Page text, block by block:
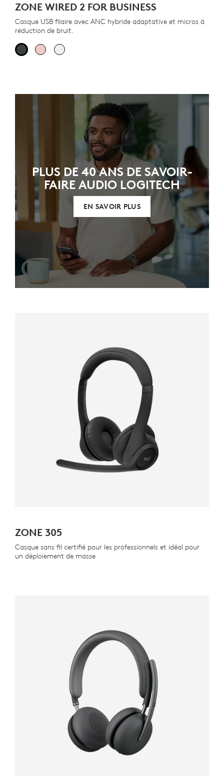
ZONE WIRED 2 FOR BUSINESS
Casque USB filaire avec ANC hybride adaptative et micros à
réduction de bruit.
PLUS DE 40 ANS DE SAVOIR-
FAIRE AUDIO LOGITECH
EN SAVOIR PLUS
ZONE 305
Casque sans fil certifié pour les professionnels et idéal pour
un déploiement de masse